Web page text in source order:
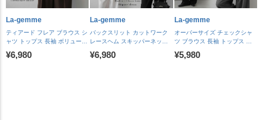
La-gemme
ティアード フレア ブラウス シ
ャツ トップス 長袖 ボリューム
上品 レディース おすすめ おし
¥6,980
La-gemme
バックスリット カットワーク
レースヘム スキッパーネック
ーブ シャーリング レース裾 バ
¥6,980
La-gemme
オーバーサイズ チェックシャ
ツ ブラウス 長袖 トップス 長
ド 体型カバー ロングシーズン
¥5,980